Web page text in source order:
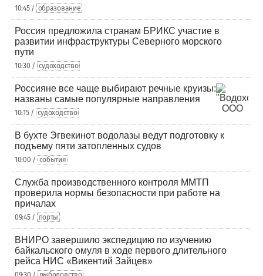
10:45 / образование
Россия предложила странам БРИКС участие в
развитии инфраструктуры Северного морского
пути
10:30 / судоходство
Россияне все чаще выбирают речные круизы:
названы самые популярные направления
10:15 / судоходство
В бухте Эгвекинот водолазы ведут подготовку к
подъему пяти затопленных судов
10:00 / события
Служба производственного контроля ММТП
проверила нормы безопасности при работе на
причалах
09:45 / порты
ВНИРО завершило экспедицию по изучению
байкальского омуля в ходе первого длительного
рейса НИС «Викентий Зайцев»